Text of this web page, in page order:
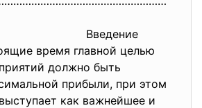
Введение
время главной целью
должно быть
прибыли, при этом
как важнейшее и